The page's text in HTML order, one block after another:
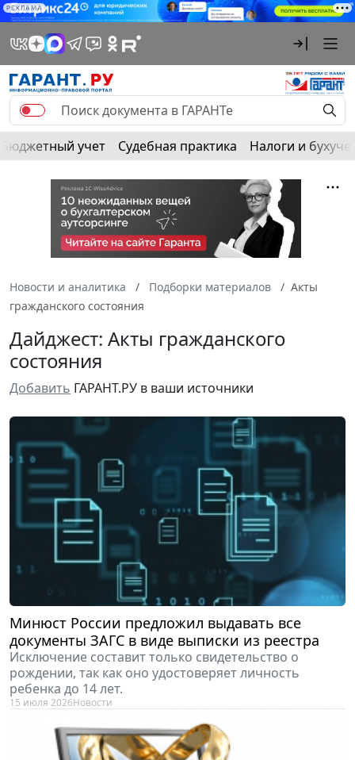
РЕКЛАМА
Бюджетный учет Судебная практика Налоги и
Новости и аналитика Подборки материалов
Акты
гражданского состояния
Дайджест: Акты гражданского
состояния
Добавить ГАРАНТ.РУ в ваши источники
Минюст России предложил выдавать все
документы ЗАГС в виде выписки из реестра
Исключение составит только свидетельство о
рождении, так как оно удостоверяет личность
ребенка до 14 лет.
15 июля 2026Новости